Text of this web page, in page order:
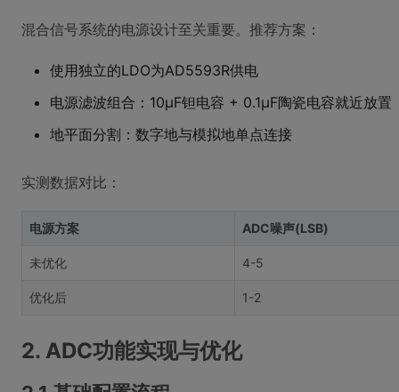
混合信号系统的电源设计至关重要。推荐方案：
使用独立的LDO为AD5593R供电
电源滤波组合：10μF钽电容 + 0.1μF陶瓷电容就近放置
地平面分割：数字地与模拟地单点连接
实测数据对比：
电源方案 ADC噪声(LSB)
未优化 4-5
优化后 1-2
2. ADC功能实现与优化